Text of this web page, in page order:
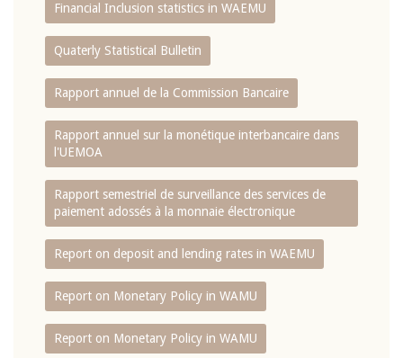
Financial Inclusion statistics in WAEMU
Quaterly Statistical Bulletin
Rapport annuel de la Commission Bancaire
Rapport annuel sur la monétique interbancaire dans
l'UEMOA
Rapport semestriel de surveillance des services de
paiement adossés à la monnaie électronique
Report on deposit and lending rates in WAEMU
Report on Monetary Policy in WAMU
Report on Monetary Policy in WAMU